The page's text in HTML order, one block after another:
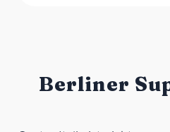
Berliner